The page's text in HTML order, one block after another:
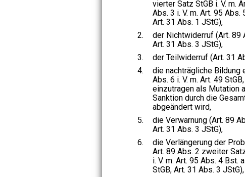
vierter Satz StGB i. V. m.
Abs. 3 i. V. m. Art. 95 Abs.
Art. 31 Abs. 1 JStG),
2.
der Nichtwiderruf (Art. 89
Art. 31 Abs. 3 JStG),
3.
der Teilwiderruf (Art. 31
4.
die nachträgliche Bildung
Abs. 6 i. V. m. Art. 49
einzutragen als Mutation
Sanktion durch die
abgeändert wird,
5.
die Verwarnung (Art. 89
Art. 31 Abs. 3 JStG),
6.
die Verlängerung der
Art. 89 Abs. 2 zweiter
i. V. m. Art. 95 Abs. 4 Bst.
StGB, Art. 31 Abs. 3 JStG),